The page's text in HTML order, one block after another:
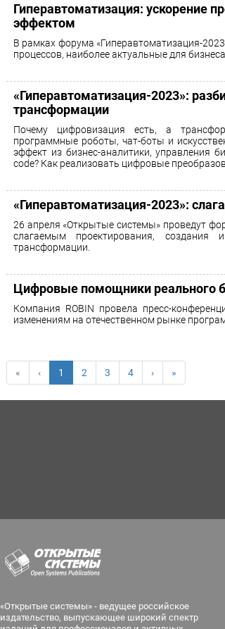
Гиперавтоматизация: ускорение
эффектом
В рамках форума «Гиперавтоматизация-
процессов, наиболее актуальные для
«Гиперавтоматизация-2023»:
трансформации
Почему цифровизация есть, а
программные роботы, чат-боты и
эффект из бизнес-аналитики, управления
code? Как реализовать цифровые
«Гиперавтоматизация-2023»:
26 апреля «Открытые системы» проведут
слагаемым проектирования, создания
трансформации.
Цифровые помощники реального
Компания ROBIN провела пресс-
изменениям на отечественном рынке
« ‹ 1 2 3 4 › »
«Открытые системы» - ведущее российское
издательство, выпускающее широкий спектр